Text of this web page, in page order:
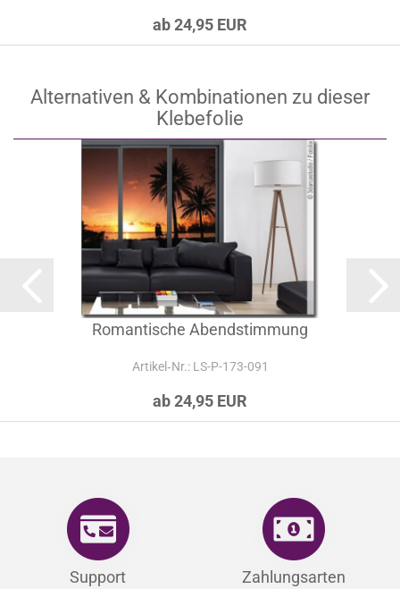
ab 24,95 EUR
Alternativen & Kombinationen zu dieser
Klebefolie
Romantische Abendstimmung
Artikel‑Nr.: LS-P-173-091
ab 24,95 EUR
Support Zahlungsarten